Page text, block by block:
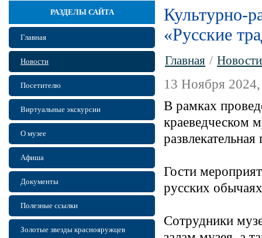
РАЗДЕЛЫ САЙТА
Главная
Новости
Посетителю
Виртуальные экскурсии
О музее
Афиша
Документы
Полезные ссылки
Золотые звезды краснояружцев
Культурно-
«Русские
Главная / Новости
13 Ноября
В рамках
краеведческом
Гости
русских
Сотрудники